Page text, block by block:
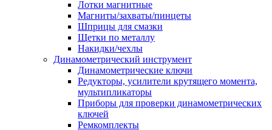
Лотки магнитные
Магниты/захваты/пинцеты
Шприцы для смазки
Щетки по металлу
Накидки/чехлы
Динамометрический инструмент
Динамометрические ключи
Редукторы, усилители крутящего момента,
мультипликаторы
Приборы для проверки динамометрических
ключей
Ремкомплекты